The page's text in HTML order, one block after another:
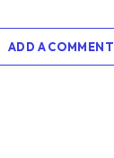
ADD A COMMENT